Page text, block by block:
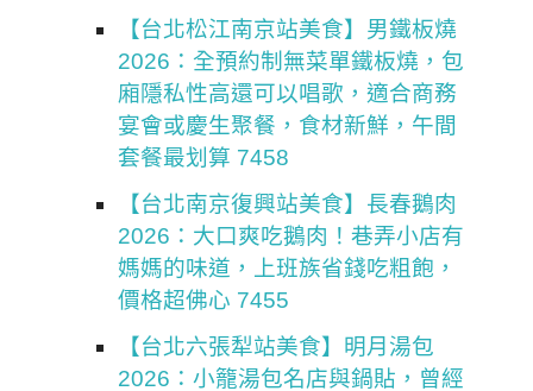
【台北松江南京站美食】男鐵板燒
2026：全預約制無菜單鐵板燒，包
廂隱私性高還可以唱歌，適合商務
宴會或慶生聚餐，食材新鮮，午間
套餐最划算 7458
【台北南京復興站美食】長春鵝肉
2026：大口爽吃鵝肉！巷弄小店有
媽媽的味道，上班族省錢吃粗飽，
價格超佛心 7455
【台北六張犁站美食】明月湯包
2026：小籠湯包名店與鍋貼，曾經